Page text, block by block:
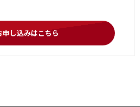
申し込みはこちら